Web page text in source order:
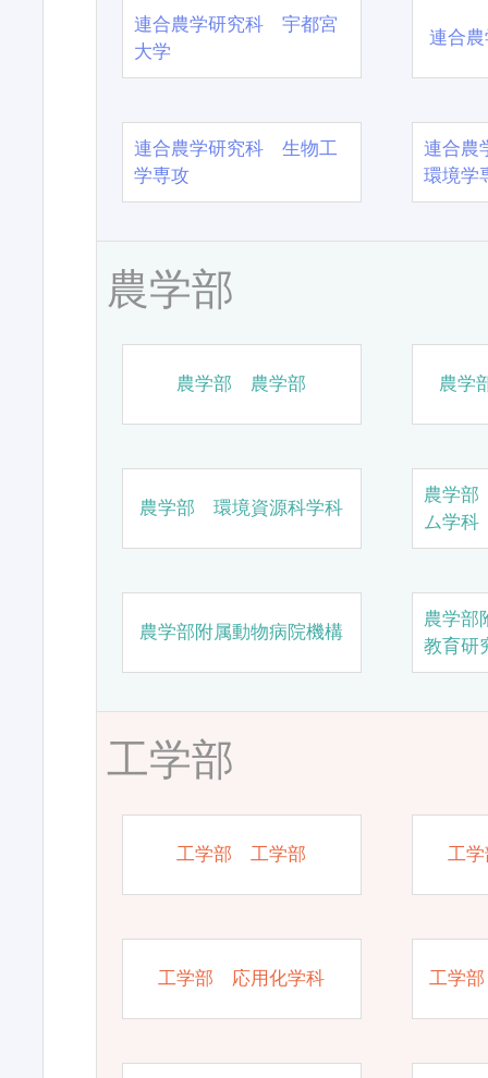
連合農学研究科 宇都宮
大学
連合
連合農学研究科 生物工
学専攻
連合農
環境学
農学部
農学部 農学部 農学
農学部 環境資源科学科
農学
ム学科
農学部附属動物病院機構
農学部
教育研
工学部
工学部 工学部 工
工学部 応用化学科 工学